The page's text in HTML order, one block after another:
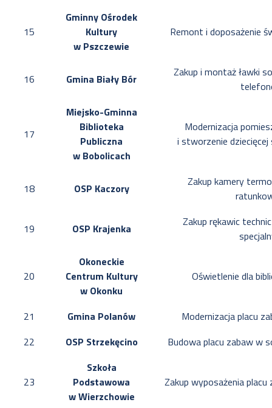
15
Gminny Ośrodek
Kultury
w Pszczewie
Remont i doposażenie
16 Gmina Biały Bór
Zakup i montaż ławki
17
Miejsko-Gminna
Biblioteka
Publiczna
w Bobolicach
Modernizacja
i stworzenie
18 OSP Kaczory
Zakup kamery
19 OSP Krajenka
Zakup rękawic
20
Okoneckie
Centrum Kultury
w Okonku
Oświetlenie dla
21 Gmina Polanów
Modernizacja placu
22
OSP Strzekęcino Budowa placu zabaw w
23
Szkoła
Podstawowa
w Wierzchowie
Zakup wyposażenia